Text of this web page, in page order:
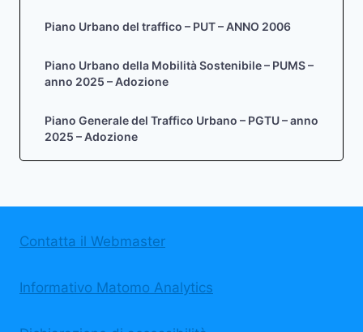
Piano Urbano del traffico – PUT – ANNO 2006
Piano Urbano della Mobilità Sostenibile – PUMS –
anno 2025 – Adozione
Piano Generale del Traffico Urbano – PGTU – anno
2025 – Adozione
Contatta il Webmaster
Informativo Matomo Analytics